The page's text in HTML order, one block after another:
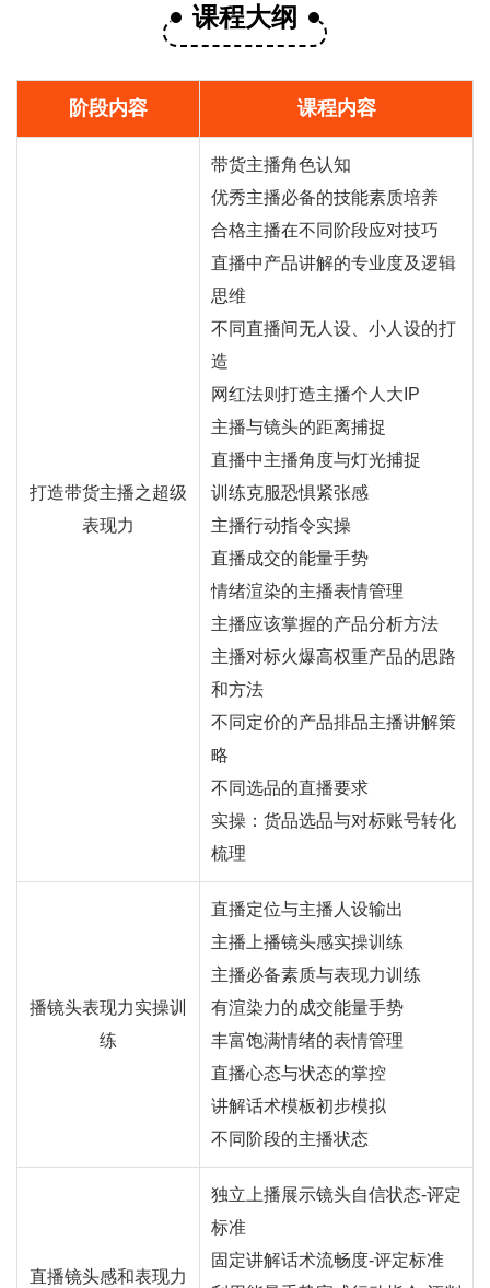
课程大纲
阶段内容 课程内容
打造带货主播之超级
表现力
带货主播角色认知
优秀主播必备的技能素质培养
合格主播在不同阶段应对技巧
直播中产品讲解的专业度及逻辑
思维
不同直播间无人设、小人设的打
造
网红法则打造主播个人大IP
主播与镜头的距离捕捉
直播中主播角度与灯光捕捉
训练克服恐惧紧张感
主播行动指令实操
直播成交的能量手势
情绪渲染的主播表情管理
主播应该掌握的产品分析方法
主播对标火爆高权重产品的思路
和方法
不同定价的产品排品主播讲解策
略
不同选品的直播要求
实操：货品选品与对标账号转化
梳理
播镜头表现力实操训
练
直播定位与主播人设输出
主播上播镜头感实操训练
主播必备素质与表现力训练
有渲染力的成交能量手势
丰富饱满情绪的表情管理
直播心态与状态的掌控
讲解话术模板初步模拟
不同阶段的主播状态
直播镜头感和表现力
独立上播展示镜头自信状态-评定
标准
固定讲解话术流畅度-评定标准